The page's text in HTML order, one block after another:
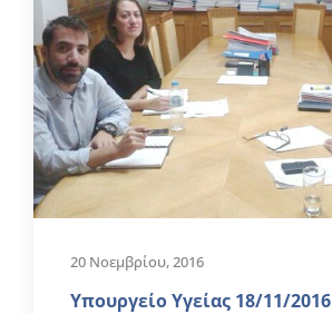
20 Νοεμβρίου, 2016
Υπουργείο Υγείας 18/11/2016